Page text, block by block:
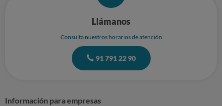
Llámanos
Consulta nuestros horarios de atención
91 791 22 90
Información para empresas